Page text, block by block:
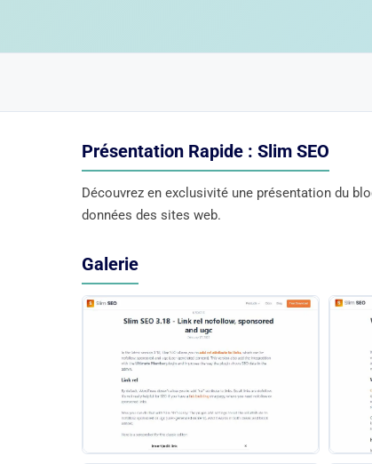
Présentation Rapide : Slim SEO
Découvrez en exclusivité une présentation du
données des sites web.
Galerie